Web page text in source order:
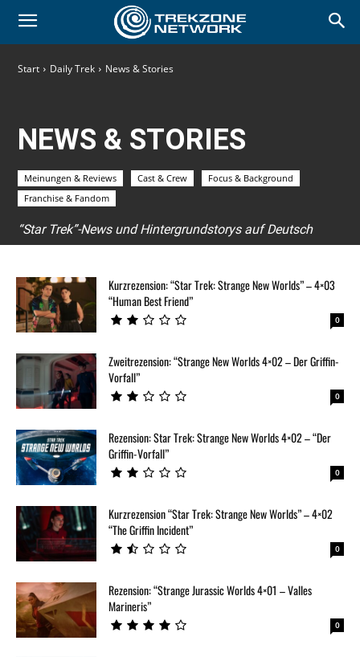
Start Daily Trek News & Stories
NEWS & STORIES
Meinungen & Reviews Cast & Crew
Focus & Background
Franchise & Fandom
“Star Trek”-News und Hintergrundstorys auf Deutsch
Kurzrezension: “Star Trek: Strange New Worlds” – 4×03
“Human Best Friend”
0
Zweitrezension: “Strange New Worlds 4×02 – Der Griffin-
Vorfall”
0
Rezension: Star Trek: Strange New Worlds 4×02 – “Der
Griffin-Vorfall”
0
Kurzrezension “Star Trek: Strange New Worlds” – 4×02
“The Griffin Incident”
0
Rezension: “Strange Jurassic Worlds 4×01 – Valles
Marineris”
0